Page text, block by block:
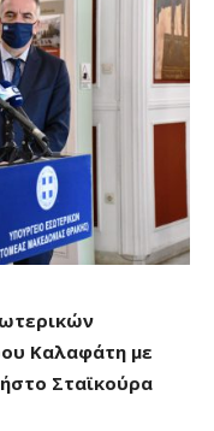
Καλαφάτη με
Σταϊκούρα